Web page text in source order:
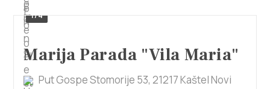
1/4
Marija Parada "Vila Maria"
Put Gospe Stomorije 53, 21217 Kaštel Novi